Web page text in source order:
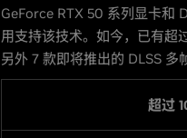
GeForce RTX 50 系列显卡和
用支持该技术。如今，已有超
另外 7 款即将推出的 DLSS 多
超过